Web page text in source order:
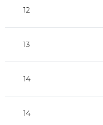
12
13
14
14